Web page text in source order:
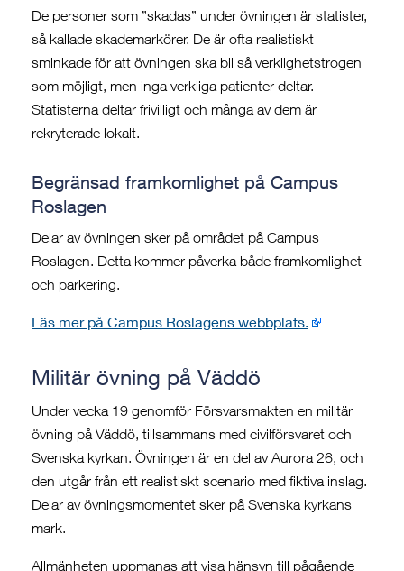
De personer som ”skadas” under övningen är statister,
så kallade skademarkörer. De är ofta realistiskt
sminkade för att övningen ska bli så verklighetstrogen
som möjligt, men inga verkliga patienter deltar.
Statisterna deltar frivilligt och många av dem är
rekryterade lokalt.
Begränsad framkomlighet på Campus
Roslagen
Delar av övningen sker på området på Campus
Roslagen. Detta kommer påverka både framkomlighet
och parkering.
Läs mer på Campus Roslagens webbplats.
Militär övning på Väddö
Under vecka 19 genomför Försvarsmakten en militär
övning på Väddö, tillsammans med civilförsvaret och
Svenska kyrkan. Övningen är en del av Aurora 26, och
den utgår från ett realistiskt scenario med fiktiva inslag.
Delar av övningsmomentet sker på Svenska kyrkans
mark.
Allmänheten uppmanas att visa hänsyn till pågående